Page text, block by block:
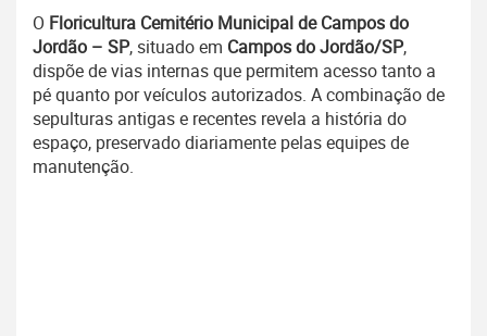
O Floricultura Cemitério Municipal de Campos do
Jordão – SP, situado em Campos do Jordão/SP,
dispõe de vias internas que permitem acesso tanto a
pé quanto por veículos autorizados. A combinação de
sepulturas antigas e recentes revela a história do
espaço, preservado diariamente pelas equipes de
manutenção.